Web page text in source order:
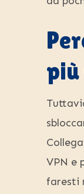
più
VPN e
faresti